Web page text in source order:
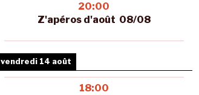
20:00
Z'apéros d'août 08/08
vendredi 14 août
18:00